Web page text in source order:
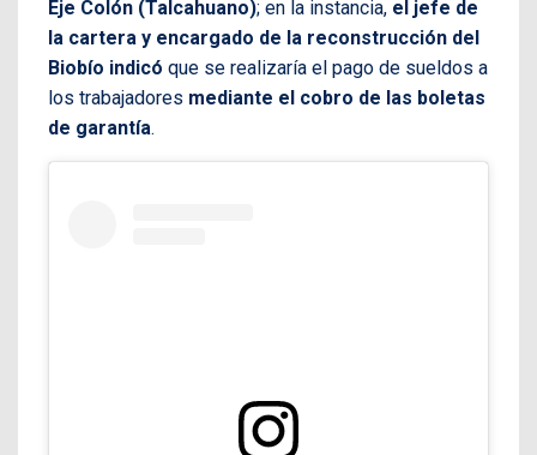
Eje Colón (Talcahuano); en la instancia, el jefe de
la cartera y encargado de la reconstrucción del
Biobío indicó que se realizaría el pago de sueldos a
los trabajadores mediante el cobro de las boletas
de garantía.